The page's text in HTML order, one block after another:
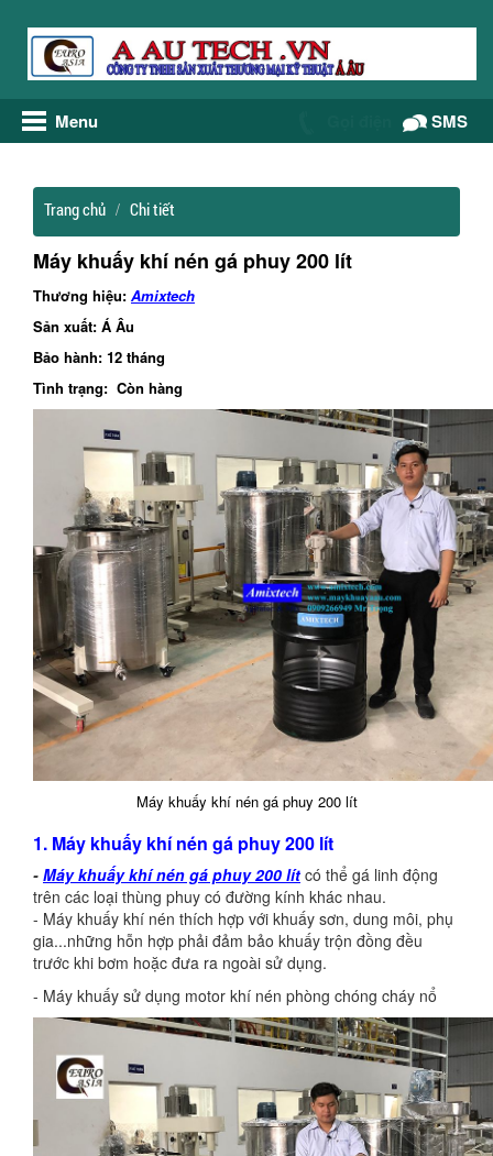
Menu SMS
Trang chủ Chi tiết
Máy khuấy khí nén gá phuy 200 lít
Thương hiệu: Amixtech
Sản xuất: Á Âu
Bảo hành: 12 tháng
Tình trạng: Còn hàng
Máy khuấy khí nén gá phuy 200 lít
1. Máy khuấy khí nén gá phuy 200 lít
- Máy khuấy khí nén gá phuy 200 lít có thể gá linh động
trên các loại thùng phuy có đường kính khác nhau.
- Máy khuấy khí nén thích hợp với khuấy sơn, dung môi, phụ
gia...những hỗn hợp phải đảm bảo khuấy trộn đồng đều
trước khi bơm hoặc đưa ra ngoài sử dụng.
- Máy khuấy sử dụng motor khí nén phòng chóng cháy nổ